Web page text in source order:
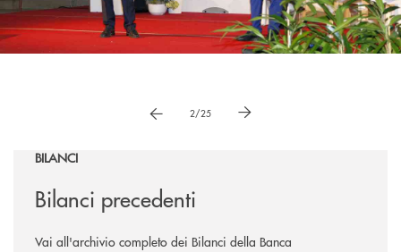
vai a immagne precedente
2/25 vai a immagine successiva
BILANCI
BILANCI
Bilanci precedenti
Vai all'archivio completo dei Bilanci della Banca